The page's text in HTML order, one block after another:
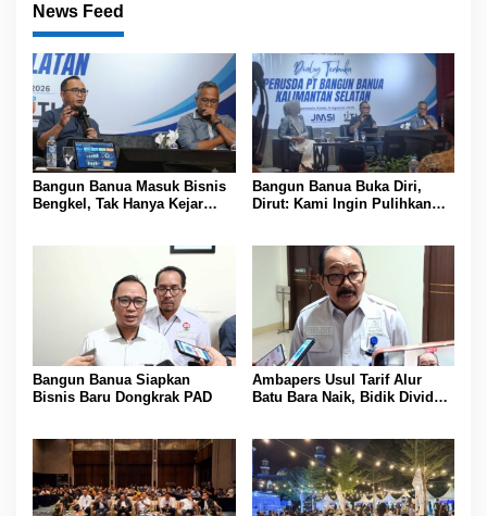
News Feed
Bangun Banua Masuk Bisnis
Bengkel, Tak Hanya Kejar
Bangun Banua Buka Diri,
Dirut: Kami Ingin Pulihkan
Bangun Banua Siapkan
Bisnis Baru Dongkrak PAD
Ambapers Usul Tarif Alur
Batu Bara Naik, Bidik Dividen